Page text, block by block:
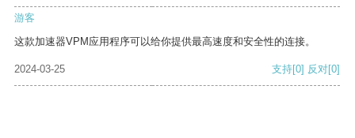
游客
这款加速器VPM应用程序可以给你提供最高速度和安全性的连接。
2024-03-25 支持[0] 反对[0]